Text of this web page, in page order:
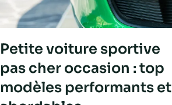
Petite voiture sportive
pas cher occasion : top
modèles performants et